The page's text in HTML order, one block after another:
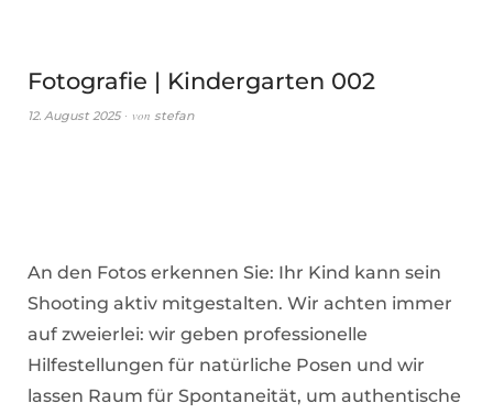
Fotografie | Kindergarten 002
12. August 2025 von stefan
An den Fotos erkennen Sie: Ihr Kind kann sein
Shooting aktiv mitgestalten. Wir achten immer
auf zweierlei: wir geben professionelle
Hilfestellungen für natürliche Posen und wir
lassen Raum für Spontaneität, um authentische